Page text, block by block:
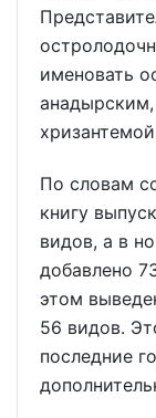
именовать
По словам
книгу
видов, а в
добавлено
этом
56 видов.
последние